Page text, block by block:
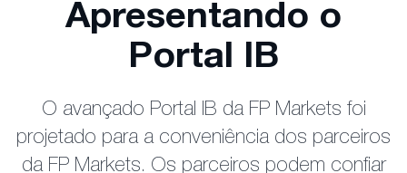
Apresentando o
Portal IB
O avançado Portal IB da FP Markets foi
projetado para a conveniência dos parceiros
da FP Markets. Os parceiros podem confiar